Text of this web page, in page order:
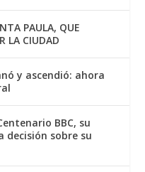
PAULA, QUE
LA CIUDAD
y ascendió: ahora
BBC, su
decisión sobre su